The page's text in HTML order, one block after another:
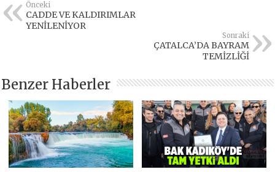
Önceki
CADDE VE KALDIRIMLAR
YENİLENİYOR
Sonraki
ÇATALCA’DA BAYRAM
TEMİZLİĞİ
Benzer Haberler